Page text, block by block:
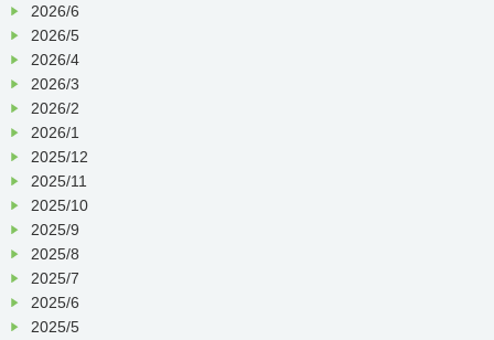
2026/6
2026/5
2026/4
2026/3
2026/2
2026/1
2025/12
2025/11
2025/10
2025/9
2025/8
2025/7
2025/6
2025/5